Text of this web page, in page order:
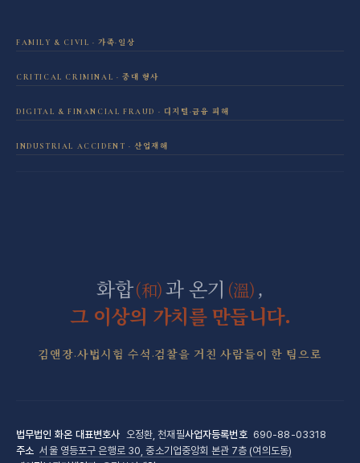
FAMILY & CIVIL · 가족·일상
이혼·재산분할 전담센터
CRITICAL CRIMINAL · 중대 형사
성범죄 전담센터
군형사·군징계 전담센터
DIGITAL & FINANCIAL FRAUD · 디지털·금융 피해
보이스피싱·리딩방 사기 피해 회복
INDUSTRIAL ACCIDENT · 산업재해
화합(和)과 온기 (溫) ,
그 이상의 가치를 만듭니다.
김앤장·사법시험 수석·검찰을 거친 사람들이 한 팀으로
법무법인 화온 대표변호사 오정환, 천재필사업자등록번호 690-88-03318
주소 서울 영등포구 은행로 30, 중소기업중앙회 본관 7층 (여의도동)